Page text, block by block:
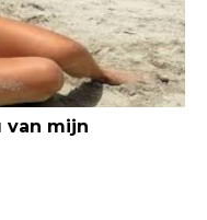
van mijn